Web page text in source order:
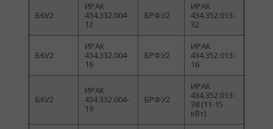
Б6У2
ИРАК
434.332.004-
12
БРФУ2
ИРАК
434.352.013-
32
Б6У2
ИРАК
434.332.004-
16
БРФУ2
ИРАК
434.352.013-
16
Б6У2
ИРАК
434.332.004-
19
БРФУ2
ИРАК
434.352.013-
38 (11-15
кВт)